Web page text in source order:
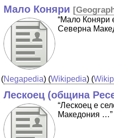
Мало Коняри [
“Мало Коняри
Северна
(Negapedia) (Wikipedia) (
Лескоец (община
“Лескоец е
Македония …”